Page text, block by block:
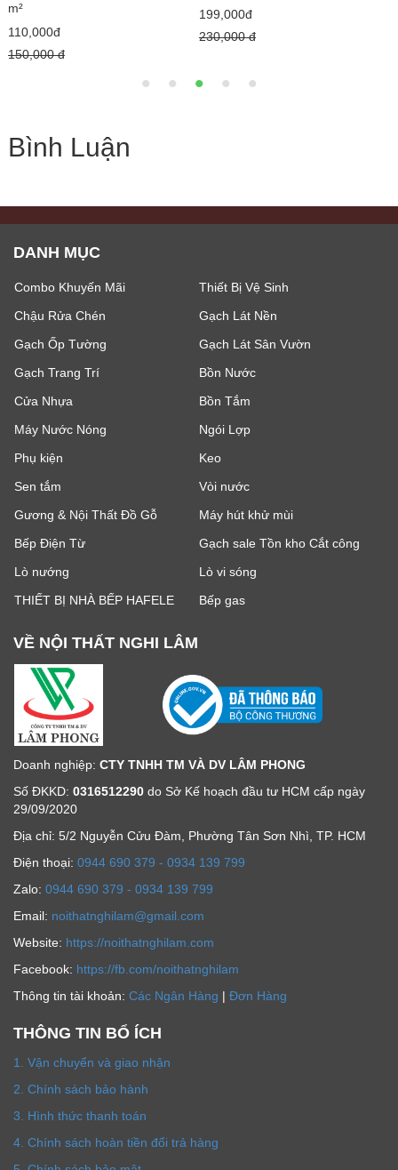
m²
110,000đ
150,000 đ
199,000đ
230,000 đ
Bình Luận
DANH MỤC
Combo Khuyến Mãi
Thiết Bị Vệ Sinh
Chậu Rửa Chén
Gạch Lát Nền
Gạch Ốp Tường
Gạch Lát Sân Vườn
Gạch Trang Trí
Bồn Nước
Cửa Nhựa
Bồn Tắm
Máy Nước Nóng
Ngói Lợp
Phụ kiện
Keo
Sen tắm
Vòi nước
Gương & Nội Thất Đồ Gỗ
Máy hút khử mùi
Bếp Điện Từ
Gạch sale Tồn kho Cắt công
Lò nướng
Lò vi sóng
THIẾT BỊ NHÀ BẾP HAFELE
Bếp gas
VỀ NỘI THẤT NGHI LÂM
Doanh nghiệp: CTY TNHH TM VÀ DV LÂM PHONG
Số ĐKKD: 0316512290 do Sở Kế hoạch đầu tư HCM cấp ngày
29/09/2020
Địa chỉ: 5/2 Nguyễn Cửu Đàm, Phường Tân Sơn Nhì, TP. HCM
Ðiện thoại: 0944 690 379 - 0934 139 799
Zalo: 0944 690 379 - 0934 139 799
Email: noithatnghilam@gmail.com
Website: https://noithatnghilam.com
Facebook: https://fb.com/noithatnghilam
Thông tin tài khoản: Các Ngân Hàng | Đơn Hàng
THÔNG TIN BỔ ÍCH
1. Vận chuyển và giao nhận
2. Chính sách bảo hành
3. Hình thức thanh toán
4. Chính sách hoàn tiền đổi trả hàng